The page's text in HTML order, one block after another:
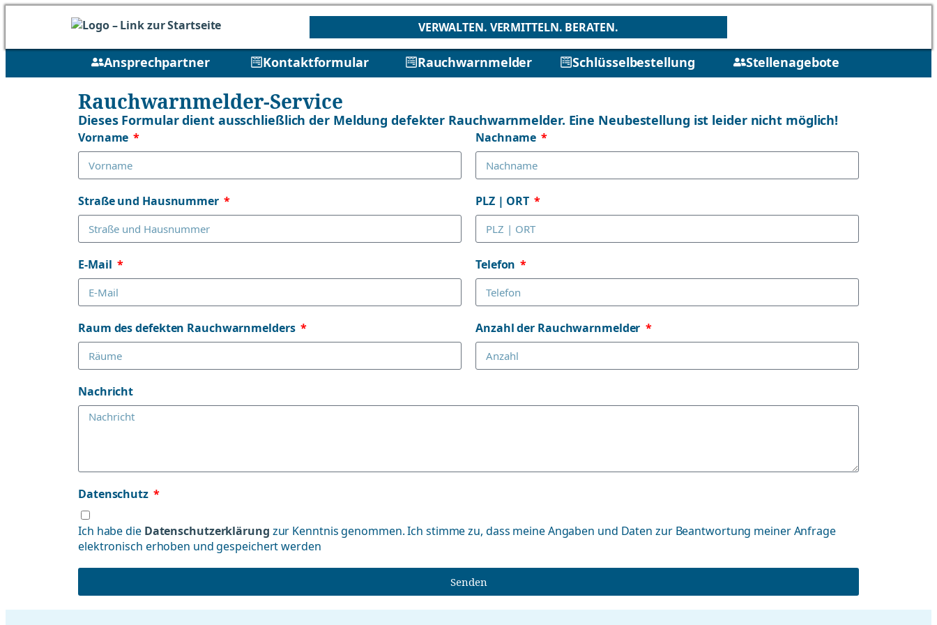
VERWALTEN. VERMITTELN. BERATEN.
Ansprechpartner Kontaktformular Rauchwarnmelder Schlüsselbestellung Stellenagebote
Rauchwarnmelder-Service
Dieses Formular dient ausschließlich der Meldung defekter Rauchwarnmelder. Eine Neubestellung ist leider nicht möglich!
Vorname Nachname
Straße und Hausnummer PLZ | ORT
E-Mail Telefon
Raum des defekten Rauchwarnmelders Anzahl der Rauchwarnmelder
Nachricht
Datenschutz
Ich habe die Datenschutzerklärung zur Kenntnis genommen. Ich stimme zu, dass meine Angaben und Daten zur Beantwortung meiner Anfrage
elektronisch erhoben und gespeichert werden
Senden